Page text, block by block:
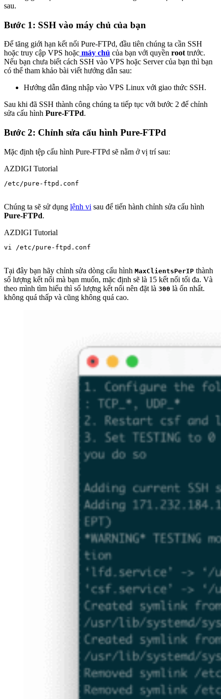
sau.
Bước 1: SSH vào máy chủ của bạn
Để tăng giới hạn kết nối Pure-FTPd, đầu tiên chúng ta cần SSH
hoặc truy cập VPS hoặc máy chủ của bạn với quyền root trước.
Nếu bạn chưa biết cách SSH vào VPS hoặc Server của bạn thì bạn
có thể tham khảo bài viết hướng dẫn sau:
Hướng dẫn đăng nhập vào VPS Linux với giao thức SSH.
Sau khi đã SSH thành công chúng ta tiếp tục với bước 2 để chỉnh
sửa cấu hình Pure-FTPd.
Bước 2: Chỉnh sửa cấu hình Pure-FTPd
Mặc định tệp cấu hình Pure-FTPd sẽ nằm ở vị trí sau:
AZDIGI Tutorial
/etc/pure-ftpd.conf
Chúng ta sẽ sử dụng lệnh vi sau để tiến hành chỉnh sửa cấu hình
Pure-FTPd.
AZDIGI Tutorial
vi /etc/pure-ftpd.conf
Tại đây bạn hãy chỉnh sửa dòng cấu hình MaxClientsPerIP thành
số lượng kết nối mà bạn muốn, mặc định sẽ là 15 kết nối tối đa. Và
theo mình tìm hiểu thì số lượng kết nối nên đặt là 300 là ổn nhất.
không quá thấp và cũng không quá cao.